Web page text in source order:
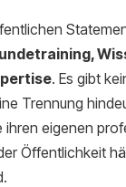
. Es gibt
Trennung
ihren eigenen
Öffentlichkeit